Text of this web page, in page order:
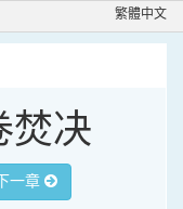
繁體中文
焚决
下一章